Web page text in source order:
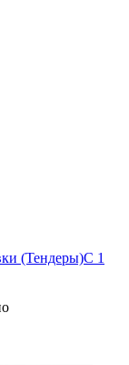
(Тендеры)С 1